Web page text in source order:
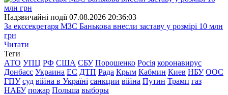
Надзвичайні події 07.08.2026 20:36:03
За екссекретаря МЗС Банькова внесли заставу у розмірі 10 млн
грн
Читати
Теги
АТО УПЦ РФ США СБУ Порошенко Росія коронавирус
Донбасс Украина ЕС ДТП Рада Крым Кабмин Киев НБУ ООС
ГПУ суд війна в Україні санкции війна Путин Трамп газ
НАБУ пожар Польша выборы